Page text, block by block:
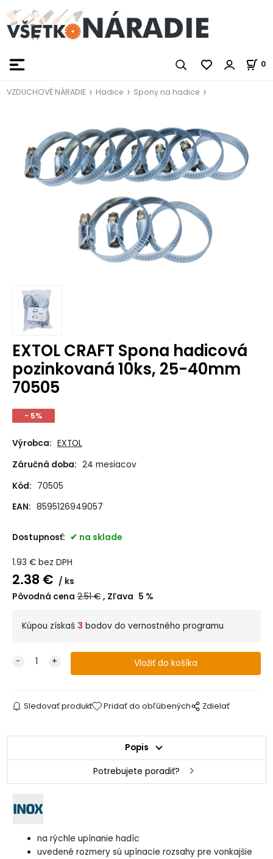
0
VZDUCHOVÉ NÁRADIE Hadice Spony na hadice
EXTOL CRAFT Spona hadicová
pozinkovaná 10ks, 25-40mm
70505
- 5%
Výrobca: EXTOL
Záručná doba: 24 mesiacov
Kód: 70505
EAN: 8595126949057
Dostupnosť: na sklade
1.93 € bez DPH
2.38 €
ks
Pôvodná cena 2.51€ Zľava 5 %
Kúpou získaš 3 bodov do vernostného programu
Sledovať produkt Pridať do obľúbených Zdielať
Popis
Potrebujete poradiť?
na rýchle upínanie hadíc
uvedené rozmery sú upínacie rozsahy pre vonkajšie